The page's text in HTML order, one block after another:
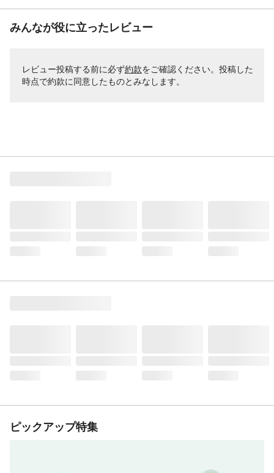
みんなが役に立ったレビュー
レビュー投稿する前に必ず約款をご確認ください。投稿した
時点で約款に同意したものとみなします。
ピックアップ特集